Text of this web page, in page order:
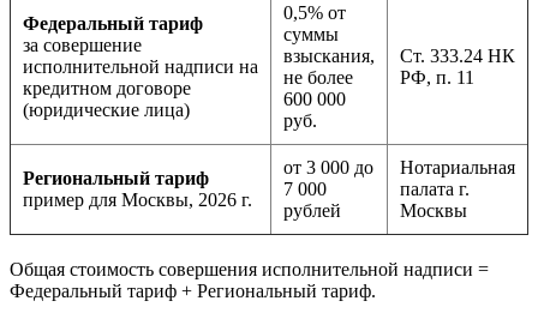
Федеральный тариф
за совершение
исполнительной надписи на
кредитном договоре
(юридические лица)
0,5% от
суммы
взыскания,
не более
600 000
руб.
Ст. 333.24 НК
РФ, п. 11
Региональный тариф
пример для Москвы, 2026 г.
от 3 000 до
7 000
рублей
Нотариальная
палата г.
Москвы
Общая стоимость совершения исполнительной надписи =
Федеральный тариф + Региональный тариф.